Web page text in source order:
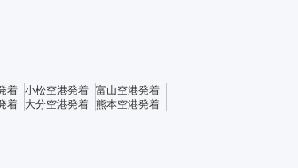
着 小松空港発着 富山空港発着
着 大分空港発着 熊本空港発着